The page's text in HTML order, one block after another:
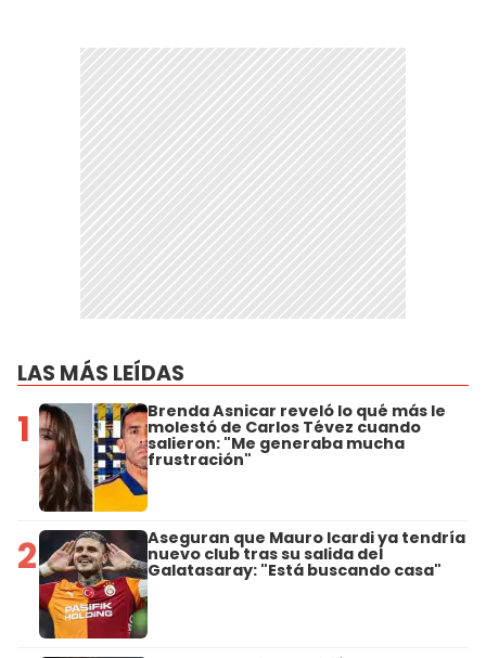
LAS MÁS LEÍDAS
1 Brenda Asnicar reveló lo qué más le
molestó de Carlos Tévez cuando
salieron: "Me generaba mucha
frustración"
2 Aseguran que Mauro Icardi ya tendría
nuevo club tras su salida del
Galatasaray: "Está buscando casa"